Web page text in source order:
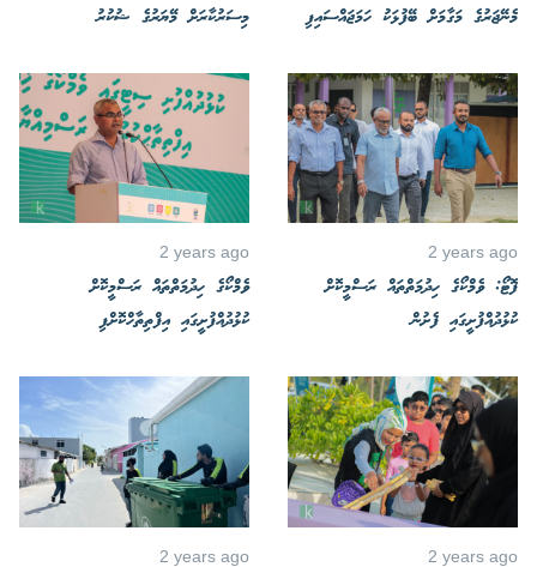
މެނޭޖަރުގެ މަގާމަށް ބޭފުޅަކު ހަމަޖައްސައިފި
މިސަރުކާރަށް މޭޔަރުގެ ޝުކުރު
2 years ago
ފޮޓޯ: ވެމްކޯގެ ހިދުމަތްތައް ރަސްމީކޮށް
ކުޅުދުއްފުށީގައި ފެށުން
2 years ago
ވެމްކޯގެ ހިދުމަތްތައް ރަސްމީކޮށް
ކުޅުދުއްފުށީގައި އިފްތިތާހްކޮށްފި
2 years ago
2 years ago